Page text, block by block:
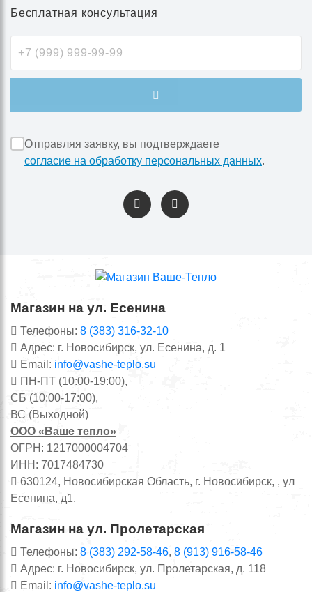
Бесплатная консультация
Отправляя заявку, вы подтверждаете
согласие на обработку персональных данных.
Магазин на ул. Есенина
Телефоны: 8 (383) 316-32-10
Адрес: г. Новосибирск, ул. Есенина, д. 1
Email: info@vashe-teplo.su
ПН-ПТ (10:00-19:00),
СБ (10:00-17:00),
ВС (Выходной)
ООО «Ваше тепло»
ОГРН: 1217000004704
ИНН: 7017484730
630124, Новосибирская Область, г. Новосибирск, , ул
Есенина, д1.
Магазин на ул. Пролетарская
Телефоны: 8 (383) 292-58-46, 8 (913) 916-58-46
Адрес: г. Новосибирск, ул. Пролетарская, д. 118
Email: info@vashe-teplo.su